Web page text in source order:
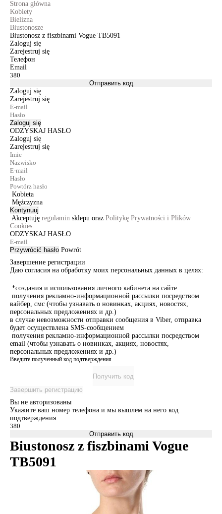
Strona główna
Kobiety
Bielizna
Biustonosze
Biustonosz z fiszbinami Vogue TB5091
Zaloguj się
Zarejestruj się
Телефон
Email
Отправить код
Zaloguj się
Zarejestruj się
Zaloguj się
ODZYSKAJ HASŁO
Zaloguj się
Zarejestruj się
Kobieta
Mężczyzna
Kontynuuj
Akceptuję regulamin sklepu oraz Politykę Prywatności i Plików
Cookies.
ODZYSKAJ HASŁO
Przywrócić hasło Powrót
Завершение регистрации
Даю согласия на обработку моих персональных данных в целях:
*создания и использования личного кабинета на сайте
получения рекламно-информационной рассылки посредством
вайбер, смс (чтобы узнавать о новинках, акциях, новостях,
персональных предложениях и др.)
в случае невозможности отправки сообщения в Viber, отправка
будет осуществлена SMS-сообщением
получения рекламно-информационной рассылки посредством
email (чтобы узнавать о новинках, акциях, новостях,
персональных предложениях и др.)
Введите полученный код подтверждения
Получить код
Завершить регистрацию
Вы не авторизованы
Укажите ваш номер телефона и мы вышлем на него код
подтверждения.
Отправить код
Biustonosz z fiszbinami Vogue
TB5091